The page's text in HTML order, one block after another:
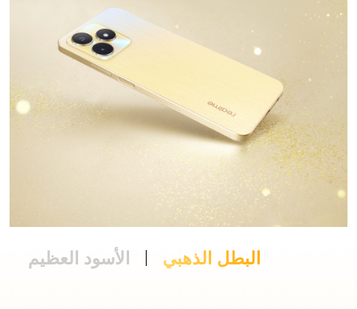
البطل الذهبي الأسود العظيم البطل الذهبي الأسود العظيم